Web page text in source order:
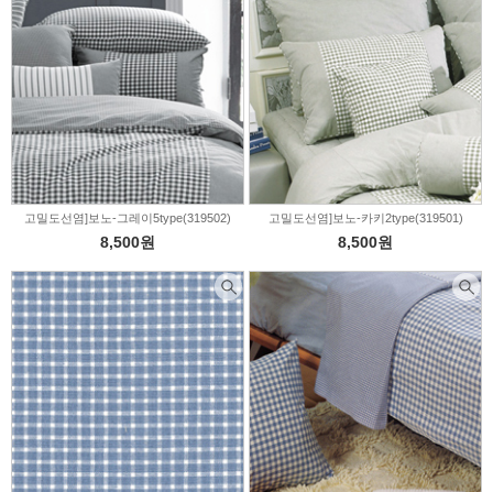
고밀도선염]보노-그레이5type(319502)
8,500원
고밀도선염]보노-카키2type(319501)
8,500원